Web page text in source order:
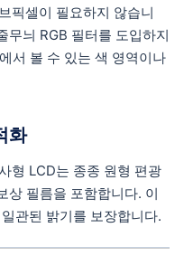
픽셀이 필요하지 않습니
무늬 RGB 필터를 도입하지
서 볼 수 있는 색 영역이나
화
형 LCD는 종종 원형 편광
상 필름을 포함합니다. 이
관된 밝기를 보장합니다.